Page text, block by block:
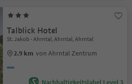
Talblick Hotel
St. Jakob - Ahrntal, Ahrntal, Ahrntal
2.9 km von Ahrntal Zentrum
Nachhaltigkeitslabel Level 3